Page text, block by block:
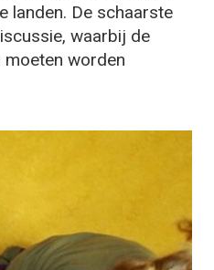
landen. De schaarste
waarbij de
worden